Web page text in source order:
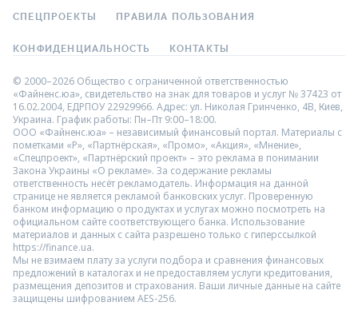
СПЕЦПРОЕКТЫ ПРАВИЛА ПОЛЬЗОВАНИЯ
КОНФИДЕНЦИАЛЬНОСТЬ КОНТАКТЫ
© 2000–2026 Общество с ограниченной ответственностью
«Файненс.юа», свидетельство на знак для товаров и услуг № 37423 от
16.02.2004, ЕДРПОУ 22929966. Адрес: ул. Николая Гринченко, 4В, Киев,
Украина. График работы: Пн–Пт 9:00–18:00.
ООО «Файненс.юа» – независимый финансовый портал. Материалы с
пометками «Р», «Партнёрская», «Промо», «Акция», «Мнение»,
«Спецпроект», «Партнёрский проект» – это реклама в понимании
Закона Украины «О рекламе». За содержание рекламы
ответственность несёт рекламодатель. Информация на данной
странице не является рекламой банковских услуг. Проверенную
банком информацию о продуктах и услугах можно посмотреть на
официальном сайте соответствующего банка. Использование
материалов и данных с сайта разрешено только с гиперссылкой
https://finance.ua.
Мы не взимаем плату за услуги подбора и сравнения финансовых
предложений в каталогах и не предоставляем услуги кредитования,
размещения депозитов и страхования. Ваши личные данные на сайте
защищены шифрованием AES-256.